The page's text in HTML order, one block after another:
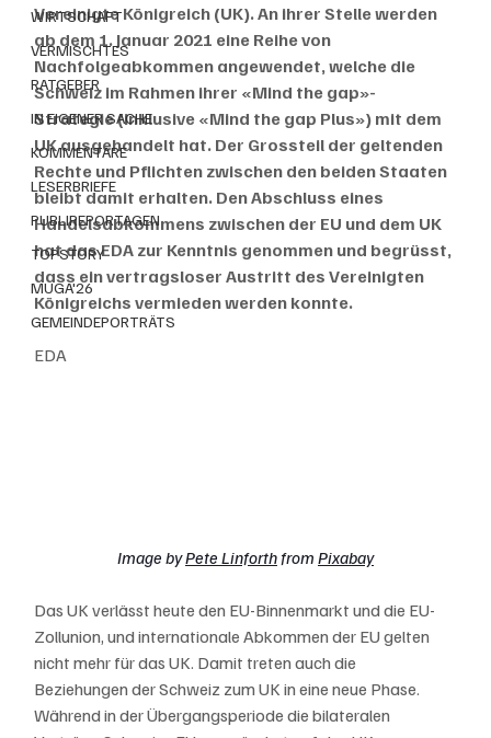
WIRTSCHAFT
VERMISCHTES
RATGEBER
IN EIGENER SACHE
KOMMENTARE
LESERBRIEFE
PUBLIREPORTAGEN
TOPSTORY
MUGA'26
GEMEINDEPORTRÄTS
Vereinigte Königreich (UK). An ihrer Stelle werden
ab dem 1. Januar 2021 eine Reihe von
Nachfolgeabkommen angewendet, welche die
Schweiz im Rahmen ihrer «Mind the gap»-
Strategie (inklusive «Mind the gap Plus») mit dem
UK ausgehandelt hat. Der Grossteil der geltenden
Rechte und Pflichten zwischen den beiden Staaten
bleibt damit erhalten. Den Abschluss eines
Handelsabkommens zwischen der EU und dem UK
hat das EDA zur Kenntnis genommen und begrüsst,
dass ein vertragsloser Austritt des Vereinigten
Königreichs vermieden werden konnte.
EDA
Image by Pete Linforth from Pixabay
Das UK verlässt heute den EU-Binnenmarkt und die EU-
Zollunion, und internationale Abkommen der EU gelten
nicht mehr für das UK. Damit treten auch die
Beziehungen der Schweiz zum UK in eine neue Phase.
Während in der Übergangsperiode die bilateralen